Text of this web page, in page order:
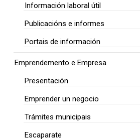
Información laboral útil
Publicacións e informes
Portais de información
Emprendemento e Empresa
Presentación
Emprender un negocio
Trámites municipais
Escaparate